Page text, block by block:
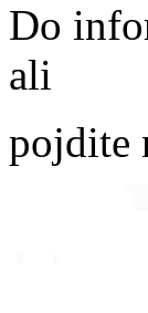
Do
ali
pojdite